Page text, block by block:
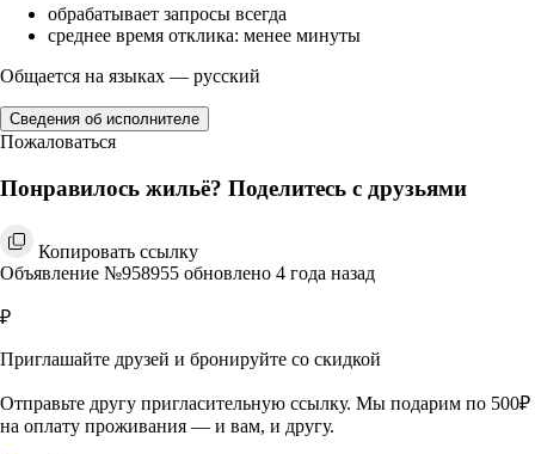
обрабатывает запросы всегда
среднее время отклика: менее минуты
Общается на языках — русский
Сведения об исполнителе
Пожаловаться
Понравилось жильё? Поделитесь с друзьями
Копировать ссылку
Объявление №958955 обновлено 4 года назад
₽
Приглашайте друзей и бронируйте со скидкой
Отправьте другу пригласительную ссылку. Мы подарим по 500₽
на оплату проживания — и вам, и другу.